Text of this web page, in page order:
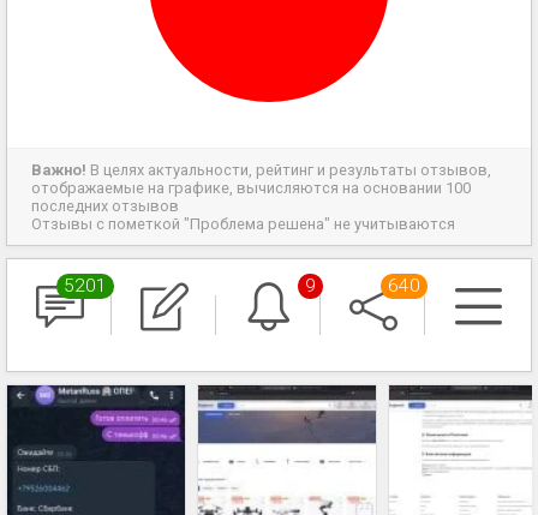
Важно! В целях актуальности, рейтинг и результаты отзывов,
отображаемые на графике, вычисляются на основании 100
последних отзывов
Отзывы с пометкой "Проблема решена" не учитываются
5201 9 640